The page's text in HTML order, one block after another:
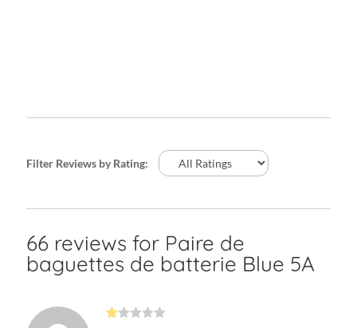
Filter Reviews by Rating:
66 reviews for Paire de
baguettes de batterie Blue 5A